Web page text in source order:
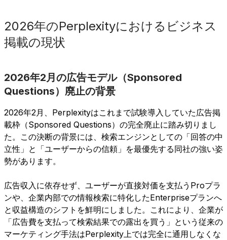
2026年のPerplexityにおけるビジネス
掲載の現状
2026年2月の広告モデル（Sponsored
Questions）廃止の背景
2026年2月、Perplexityはこれまで試験導入していた広告掲
載枠（Sponsored Questions）の完全廃止に踏み切りまし
た。この決断の背景には、検索エンジンとしての「回答の中
立性」と「ユーザーからの信頼」を最優先する同社の強い姿
勢があります。
広告収入に依存せず、ユーザーが直接対価を支払うProプラ
ンや、企業内部での情報検索に特化したEnterpriseプランへ
と収益構造のシフトを鮮明にしました。これにより、企業が
「広告費を支払って検索結果での露出を買う」という従来の
マーケティング手法はPerplexity上では完全に通用しなくな